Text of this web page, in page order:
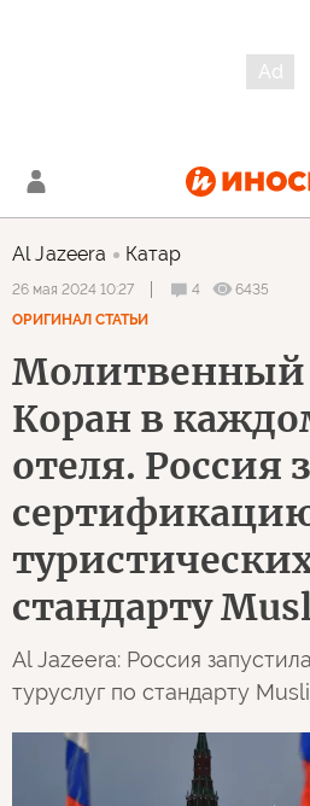
Al Jazeera Катар
26 мая 2024 10:27 4
6435
ОРИГИНАЛ СТАТЬИ
Молитвенный
Коран в
отеля. Россия
стандарту
Al Jazeera: Россия
туруслуг по стандарту